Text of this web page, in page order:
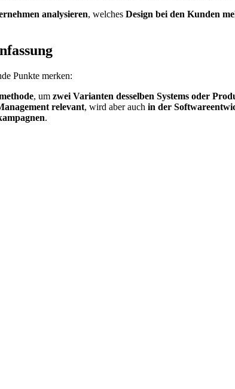
analysieren, welches Design bei den Kunden
Punkte merken:
, um zwei Varianten desselben Systems oder
relevant, wird aber auch in der
.